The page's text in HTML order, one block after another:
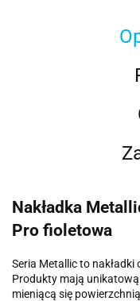
Nakładka
Pro fioletowa
Seria Metallic to
Produkty mają
mieniącą się